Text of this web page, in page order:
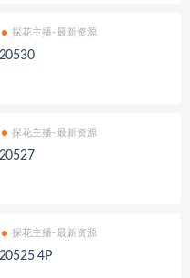
探花主播-最新资源
探花主播-最新资源
探花主播-最新资源
4P